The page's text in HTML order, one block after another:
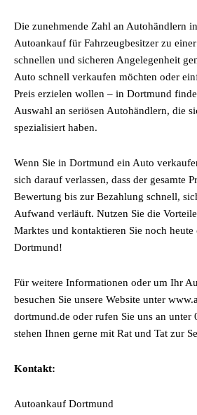
Die zunehmende Zahl an Autohändlern
Autoankauf für Fahrzeugbesitzer zu
schnellen und sicheren Angelegenheit
Auto schnell verkaufen möchten oder
Preis erzielen wollen – in Dortmund
Auswahl an seriösen Autohändlern, die
spezialisiert haben.
Wenn Sie in Dortmund ein Auto
sich darauf verlassen, dass der gesamte
Bewertung bis zur Bezahlung schnell,
Aufwand verläuft. Nutzen Sie die
Marktes und kontaktieren Sie noch
Dortmund!
Für weitere Informationen oder um Ihr
besuchen Sie unsere Website unter
dortmund.de oder rufen Sie uns an unter
stehen Ihnen gerne mit Rat und Tat zur
Kontakt:
Autoankauf Dortmund